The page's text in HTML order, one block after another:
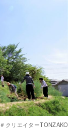
＃クリエイターTONZAKO